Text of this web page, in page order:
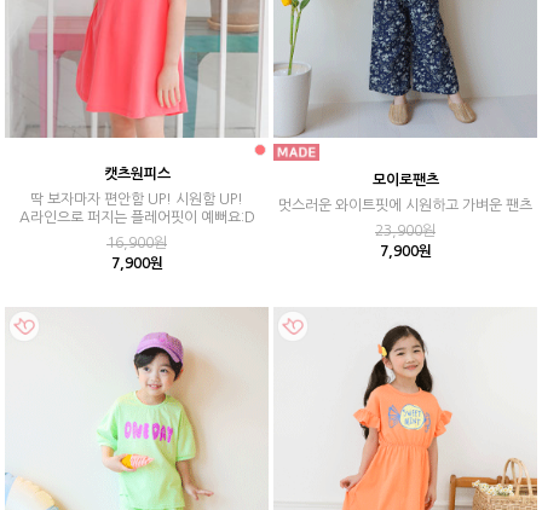
캣츠원피스
딱 보자마자 편안함 UP! 시원함 UP!
A라인으로 퍼지는 플레어핏이 예뻐요:D
16,900원
7,900원
모이로팬츠
멋스러운 와이트핏에 시원하고 가벼운 팬츠
23,900원
7,900원